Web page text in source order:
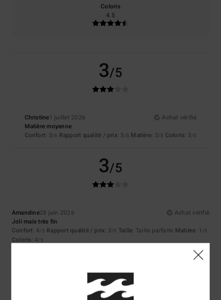
Coloris
4.5
3/5
Christine1 juillet 2026
Achat vérifié
Matière moyenne
Confort: 3/5 Rapport qualité / prix: 3 /5 Matière: 3/5 Coloris: 3/5
3/5
Amandine28 juin 2026
Achat vérifié
Joli mais très fin
Confort: 4/5 Rapport qualité / prix: 3/5 Taille: Taille parfaite Matière: 1 /5
Coloris: 4/5
5/5